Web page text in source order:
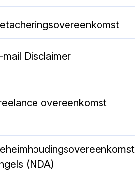
mail Disclaimer
overeenkomst
(NDA)